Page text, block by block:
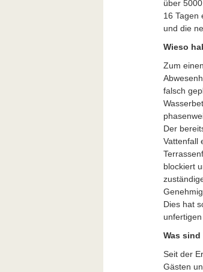
über
16 Tagen
und die
Wieso
Zum
falsch
Der
Vattenfall
blockiert
Dies hat
Was sind
Seit der
Gästen